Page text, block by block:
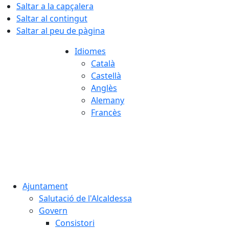
Saltar a la capçalera
Saltar al contingut
Saltar al peu de pàgina
Idiomes
Català
Castellà
Anglès
Alemany
Francès
Ajuntament
Salutació de l'Alcaldessa
Govern
Consistori